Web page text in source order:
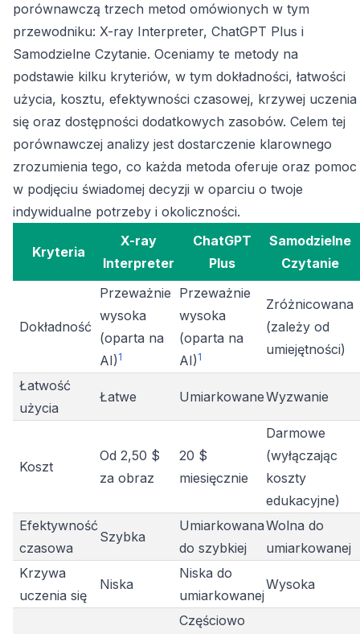
porównawczą trzech metod omówionych w tym
przewodniku: X-ray Interpreter, ChatGPT Plus i
Samodzielne Czytanie. Oceniamy te metody na
podstawie kilku kryteriów, w tym dokładności, łatwości
użycia, kosztu, efektywności czasowej, krzywej uczenia
się oraz dostępności dodatkowych zasobów. Celem tej
porównawczej analizy jest dostarczenie klarownego
zrozumienia tego, co każda metoda oferuje oraz pomoc
w podjęciu świadomej decyzji w oparciu o twoje
indywidualne potrzeby i okoliczności.
Kryteria
X-ray
Interpreter
ChatGPT
Plus
Samodzielne
Czytanie
Dokładność
Przeważnie
wysoka
(oparta na
AI) 1
Przeważnie
wysoka
(oparta na
AI) 1
Zróżnicowana
(zależy od
umiejętności)
Łatwość
użycia
Łatwe UmiarkowaneWyzwanie
Koszt
Od 2,50 $
za obraz
20 $
miesięcznie
Darmowe
(wyłączając
koszty
edukacyjne)
Efektywność
czasowa
Szybka
Umiarkowana
do szybkiej
Wolna do
umiarkowanej
Krzywa
uczenia się
Niska
Niska do
umiarkowanej
Wysoka
Częściowo